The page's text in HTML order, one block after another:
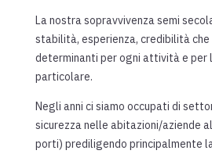
La nostra sopravvivenza semi
stabilità, esperienza, credibilità
determinanti per ogni attività e per
particolare.
Negli anni ci siamo occupati di
sicurezza nelle abitazioni/aziende
porti) prediligendo principalmente